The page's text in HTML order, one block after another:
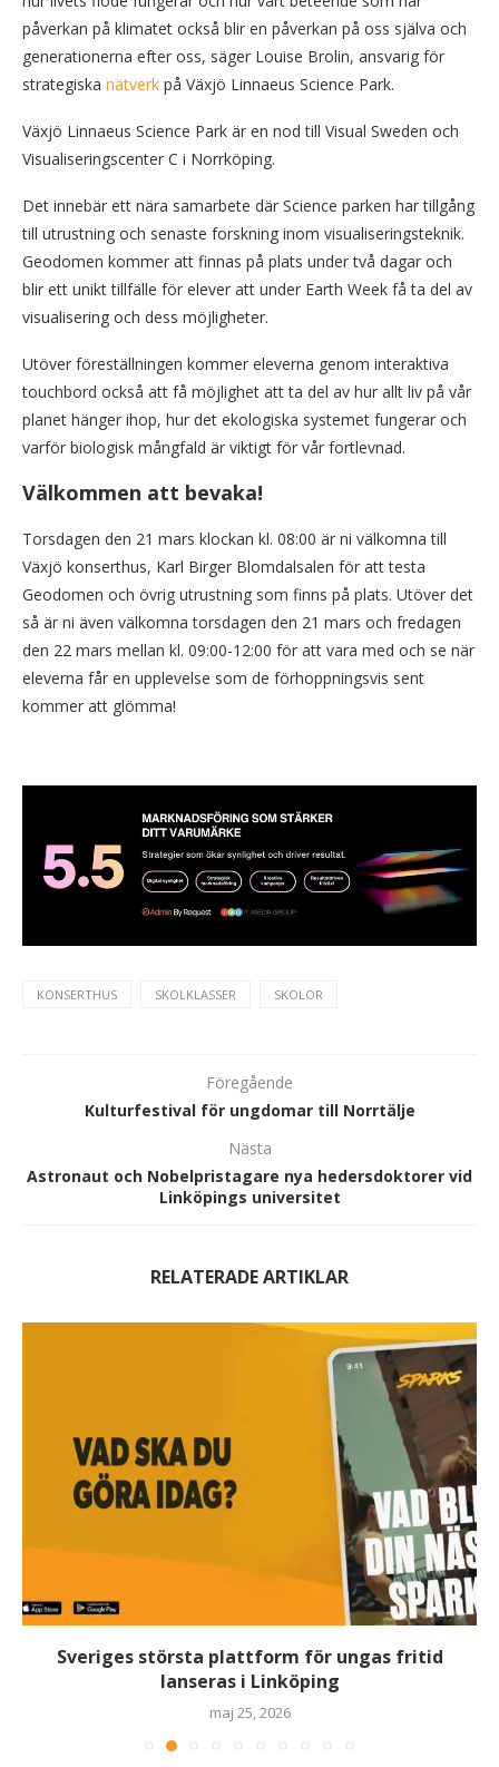
påverkan på klimatet också blir en påverkan på oss själva och
generationerna efter oss, säger Louise Brolin, ansvarig för
strategiska nätverk på Växjö Linnaeus Science Park.
Växjö Linnaeus Science Park är en nod till Visual Sweden och
Visualiseringscenter C i Norrköping.
Det innebär ett nära samarbete där Science parken har tillgång
till utrustning och senaste forskning inom visualiseringsteknik.
Geodomen kommer att finnas på plats under två dagar och
blir ett unikt tillfälle för elever att under Earth Week få ta del av
visualisering och dess möjligheter.
Utöver föreställningen kommer eleverna genom interaktiva
touchbord också att få möjlighet att ta del av hur allt liv på vår
planet hänger ihop, hur det ekologiska systemet fungerar och
varför biologisk mångfald är viktigt för vår fortlevnad.
Välkommen att bevaka!
Torsdagen den 21 mars klockan kl. 08:00 är ni välkomna till
Växjö konserthus, Karl Birger Blomdalsalen för att testa
Geodomen och övrig utrustning som finns på plats. Utöver det
så är ni även välkomna torsdagen den 21 mars och fredagen
den 22 mars mellan kl. 09:00-12:00 för att vara med och se när
eleverna får en upplevelse som de förhoppningsvis sent
kommer att glömma!
KONSERTHUS SKOLKLASSER SKOLOR
Föregående
Kulturfestival för ungdomar till Norrtälje
Nästa
Astronaut och Nobelpristagare nya hedersdoktorer vid
Linköpings universitet
RELATERADE ARTIKLAR
Sveriges största plattform för ungas fritid
lanseras i Linköping
maj 25, 2026